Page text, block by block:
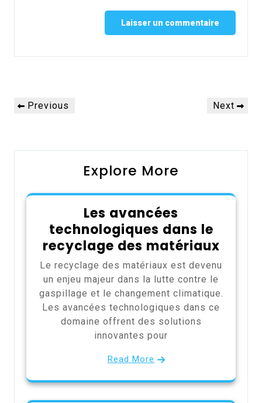
Navigation
dePrevious
Previous
Next
Next
Explore More
Les avancées
technologiques dans le
recyclage des matériaux
Le recyclage des matériaux est devenu
un enjeu majeur dans la lutte contre le
gaspillage et le changement climatique.
Les avancées technologiques dans ce
domaine offrent des solutions
innovantes pour
Read More